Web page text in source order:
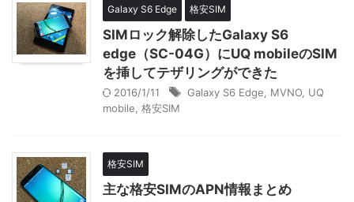
Galaxy S6 Edge 格安SIM
SIMロック解除したGalaxy S6
edge（SC-04G）にUQ mobileのSIM
を挿してテザリングができた
2016/1/11 Galaxy S6 Edge MVNO UQ
mobile 格安SIM
格安SIM
主な格安SIMのAPN情報まとめ